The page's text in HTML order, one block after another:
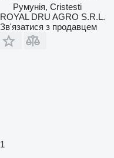
Румунія, Cristesti
ROYAL DRU AGRO S.R.L.
Зв'язатися з продавцем
1